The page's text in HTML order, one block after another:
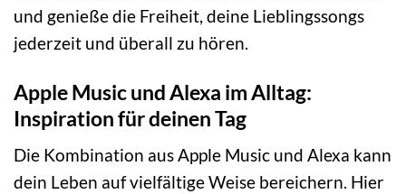
und genieße die Freiheit, deine Lieblingssongs
jederzeit und überall zu hören.
Apple Music und Alexa im Alltag:
Inspiration für deinen Tag
Die Kombination aus Apple Music und Alexa kann
dein Leben auf vielfältige Weise bereichern. Hier